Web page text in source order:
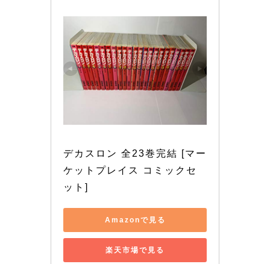
デカスロン 全23巻完結 [マー
ケットプレイス コミックセ
ット]
Amazonで見る
楽天市場で見る